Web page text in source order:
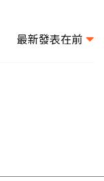
最新發表在前